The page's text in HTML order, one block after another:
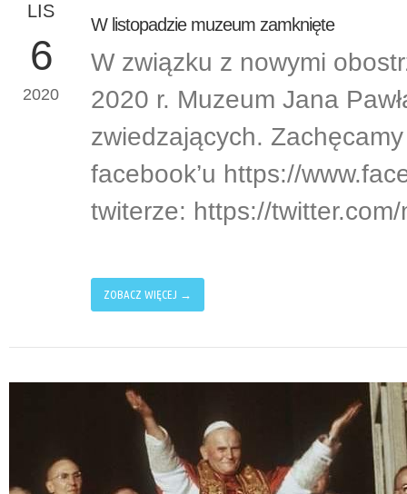
LIS
6
2020
W listopadzie muzeum zamknięte
W związku z nowymi
2020 r. Muzeum Jana
zwiedzających.
facebook’u https://
twiterze: https://
ZOBACZ WIĘCEJ →